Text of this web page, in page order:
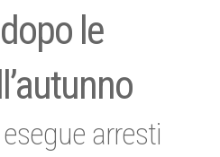
le
arresti